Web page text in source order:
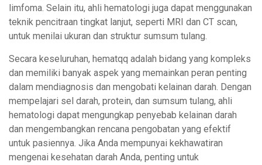
limfoma. Selain itu, ahli hematologi juga dapat menggunakan
teknik pencitraan tingkat lanjut, seperti MRI dan CT scan,
untuk menilai ukuran dan struktur sumsum tulang.
Secara keseluruhan, hematqq adalah bidang yang kompleks
dan memiliki banyak aspek yang memainkan peran penting
dalam mendiagnosis dan mengobati kelainan darah. Dengan
mempelajari sel darah, protein, dan sumsum tulang, ahli
hematologi dapat mengungkap penyebab kelainan darah
dan mengembangkan rencana pengobatan yang efektif
untuk pasiennya. Jika Anda mempunyai kekhawatiran
mengenai kesehatan darah Anda, penting untuk